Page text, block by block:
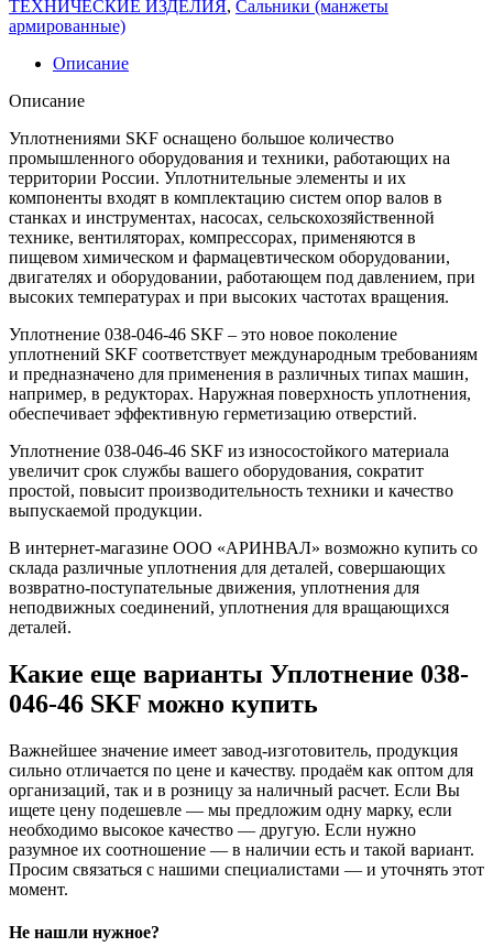
ТЕХНИЧЕСКИЕ ИЗДЕЛИЯ, Сальники (манжеты
армированные)
Описание
Описание
Уплотнениями SKF оснащено большое количество
промышленного оборудования и техники, работающих на
территории России. Уплотнительные элементы и их
компоненты входят в комплектацию систем опор валов в
станках и инструментах, насосах, сельскохозяйственной
технике, вентиляторах, компрессорах, применяются в
пищевом химическом и фармацевтическом оборудовании,
двигателях и оборудовании, работающем под давлением, при
высоких температурах и при высоких частотах вращения.
Уплотнение 038-046-46 SKF – это новое поколение
уплотнений SKF соответствует международным требованиям
и предназначено для применения в различных типах машин,
например, в редукторах. Наружная поверхность уплотнения,
обеспечивает эффективную герметизацию отверстий.
Уплотнение 038-046-46 SKF из износостойкого материала
увеличит срок службы вашего оборудования, сократит
простой, повысит производительность техники и качество
выпускаемой продукции.
В интернет-магазине ООО «АРИНВАЛ» возможно купить со
склада различные уплотнения для деталей, совершающих
возвратно-поступательные движения, уплотнения для
неподвижных соединений, уплотнения для вращающихся
деталей.
Какие еще варианты Уплотнение 038-
046-46 SKF можно купить
Важнейшее значение имеет завод-изготовитель, продукция
сильно отличается по цене и качеству. продаём как оптом для
организаций, так и в розницу за наличный расчет. Если Вы
ищете цену подешевле — мы предложим одну марку, если
необходимо высокое качество — другую. Если нужно
разумное их соотношение — в наличии есть и такой вариант.
Просим связаться с нашими специалистами — и уточнять этот
момент.
Не нашли нужное?